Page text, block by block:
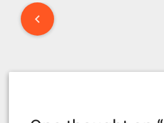
Post
navigation